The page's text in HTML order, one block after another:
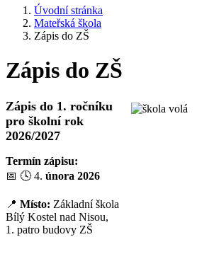
Úvodní stránka
Mateřská škola
Zápis do ZŠ
Zápis do ZŠ
Zápis do 1. ročníku
pro školní rok
2026/2027
Termín zápisu:
📅 🕓 4. února 2026
📍 Místo: Základní škola
Bílý Kostel nad Nisou,
1. patro budovy ZŠ